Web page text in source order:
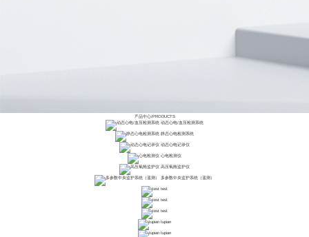
产品中心/PRODUCTS
动态心电/血压检测系统
静态心电检测系统
动态心电记录仪
心电检测仪
高压氧舱监护仪
多参数中央监护系统（遥测）
test
test
test
tupian
tupian